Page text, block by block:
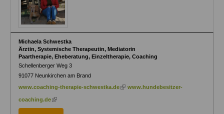
Michaela Schwestka
Ärztin, Systemische Therapeutin, Mediatorin
Paartherapie, Eheberatung, Einzeltherapie, Coaching
Schellenberger Weg 3
91077 Neunkirchen am Brand
www.coaching-therapie-schwestka.de(linkwww.hundebesitzer-
coaching.de(link